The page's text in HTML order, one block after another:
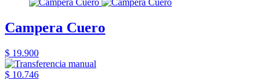
Campera Cuero
$ 19.900
$ 10.746